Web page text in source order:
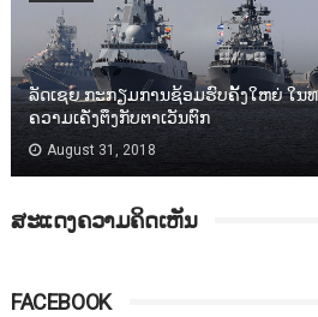
ລັດເຊຍ ກະກຽມການຊ້ອມຮົບຄັ້ງໃຫຍ່ ໃນທ
ຄວາມເຄັ່ງຕຶງກັບຕາເວັນຕົກ
August 31, 2018
ສະແດງຄວາມຄິດເຫັນ
FACEBOOK